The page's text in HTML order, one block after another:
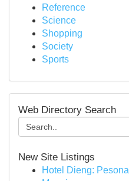
Reference
Science
Shopping
Society
Sports
Web Directory Search
New Site Listings
Hotel Dieng: